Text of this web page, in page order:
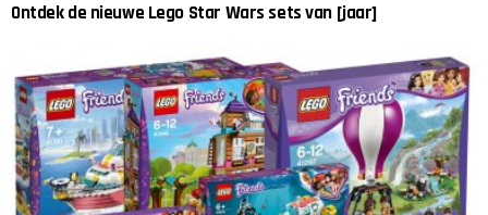
Ontdek de nieuwe Lego Star Wars sets van [jaar]